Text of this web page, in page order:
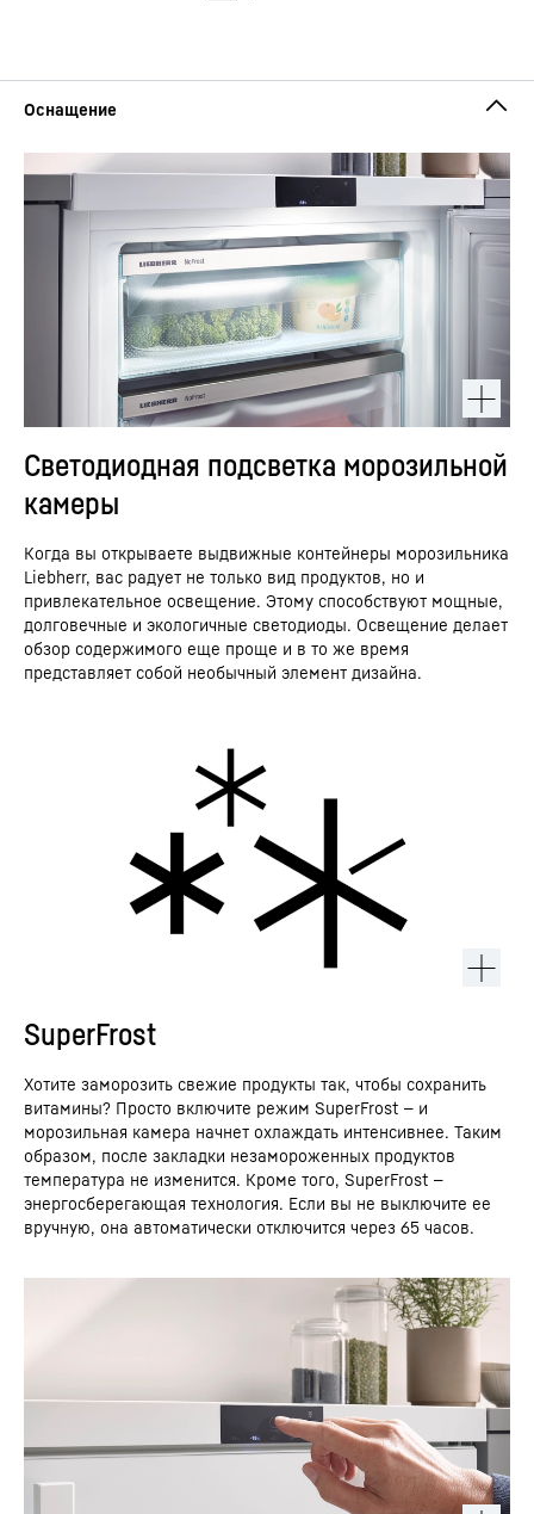
Светодиодная подсветка морозильной
камеры
Когда вы открываете выдвижные контейнеры морозильника
Liebherr, вас радует не только вид продуктов, но и
привлекательное освещение. Этому способствуют мощные,
долговечные и экологичные светодиоды. Освещение делает
обзор содержимого еще проще и в то же время
представляет собой необычный элемент дизайна.
SuperFrost
Хотите заморозить свежие продукты так, чтобы сохранить
витамины? Просто включите режим SuperFrost — и
морозильная камера начнет охлаждать интенсивнее. Таким
образом, после закладки незамороженных продуктов
температура не изменится. Кроме того, SuperFrost —
энергосберегающая технология. Если вы не выключите ее
вручную, она автоматически отключится через 65 часов.